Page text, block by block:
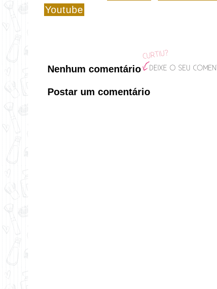
Youtube
Nenhum comentário
Postar um comentário